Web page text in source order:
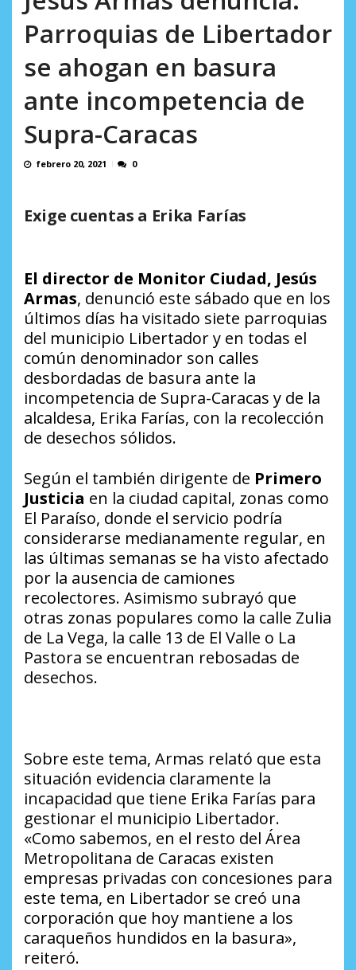
Parroquias de Libertador
se ahogan en basura
ante incompetencia de
Supra-Caracas
febrero 20, 2021 0
Exige cuentas a Erika Farías
El director de Monitor Ciudad, Jesús
Armas, denunció este sábado que en los
últimos días ha visitado siete parroquias
del municipio Libertador y en todas el
común denominador son calles
desbordadas de basura ante la
incompetencia de Supra-Caracas y de la
alcaldesa, Erika Farías, con la recolección
de desechos sólidos.
Según el también dirigente de Primero
Justicia en la ciudad capital, zonas como
El Paraíso, donde el servicio podría
considerarse medianamente regular, en
las últimas semanas se ha visto afectado
por la ausencia de camiones
recolectores. Asimismo subrayó que
otras zonas populares como la calle Zulia
de La Vega, la calle 13 de El Valle o La
Pastora se encuentran rebosadas de
desechos.
Sobre este tema, Armas relató que esta
situación evidencia claramente la
incapacidad que tiene Erika Farías para
gestionar el municipio Libertador.
«Como sabemos, en el resto del Área
Metropolitana de Caracas existen
empresas privadas con concesiones para
este tema, en Libertador se creó una
corporación que hoy mantiene a los
caraqueños hundidos en la basura»,
reiteró.